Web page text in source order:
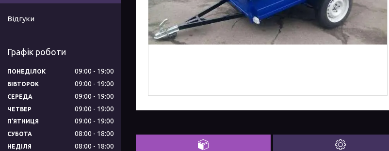
Відгуки
Графік роботи
ПОНЕДІЛОК 09:00 19:00
ВІВТОРОК 09:00 19:00
СЕРЕДА 09:00 19:00
ЧЕТВЕР 09:00 19:00
ПʼЯТНИЦЯ 09:00 19:00
СУБОТА 08:00 18:00
НЕДІЛЯ 08:00 18:00